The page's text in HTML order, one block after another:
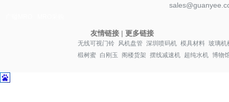
友情链接| 更多链接
无线可视门铃 风机盘管 深圳喷码机 模具材料 玻璃机
椴树蜜 白刚玉 阁楼货架 摆线减速机 超纯水机 博物